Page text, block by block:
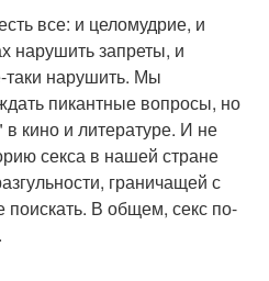
все: и целомудрие, и
нарушить запреты, и
таки нарушить. Мы
пикантные вопросы, но
кино и литературе. И не
секса в нашей стране
граничащей с
поискать. В общем, секс по-